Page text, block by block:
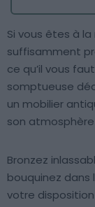
Si vous êtes à
suffisamment
ce qu’il vous
somptueuse
un mobilier
son
Bronzez
bouquinez dans
votre